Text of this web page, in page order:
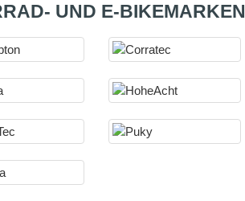
UND E-BIKEMARKEN